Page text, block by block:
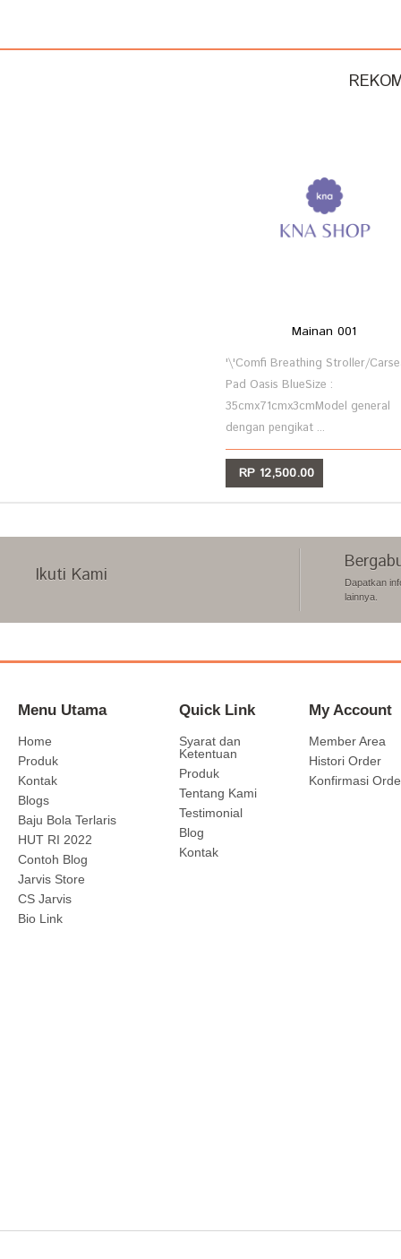
Mainan 001
'\'Comfi Breathing Stroller/
Pad Oasis BlueSize :
35cmx71cmx3cmModel general
dengan pengikat ...
RP 12,500.00
Ikuti Kami
Dapatkan
lainnya.
Menu Utama
Home
Produk
Kontak
Blogs
Baju Bola Terlaris
HUT RI 2022
Contoh Blog
Jarvis Store
CS Jarvis
Bio Link
Quick Link
Syarat dan
Ketentuan
Produk
Tentang Kami
Testimonial
Blog
Kontak
My Account
Member Area
Histori Order
Konfirmasi